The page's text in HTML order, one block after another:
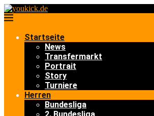
Startseite
News
Transfermarkt
Portrait
Story
Turniere
Herren
Bundesliga